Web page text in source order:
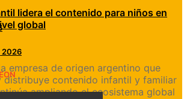
lidera el contenido para niños en
global
2026
empresa de origen argentino que
distribuye contenido infantil y familiar
ampliando el ecosistema global